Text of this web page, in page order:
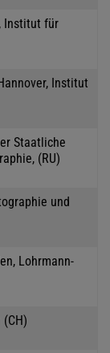
Institut für
Institut
Staatliche
(RU)
und
Lohrmann-
(CH)